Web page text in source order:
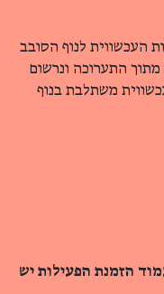
העכשווית לנוף הסובב
מתוך התערוכה ונרשום
משתלבת בנוף
הזמנת הפעילות יש